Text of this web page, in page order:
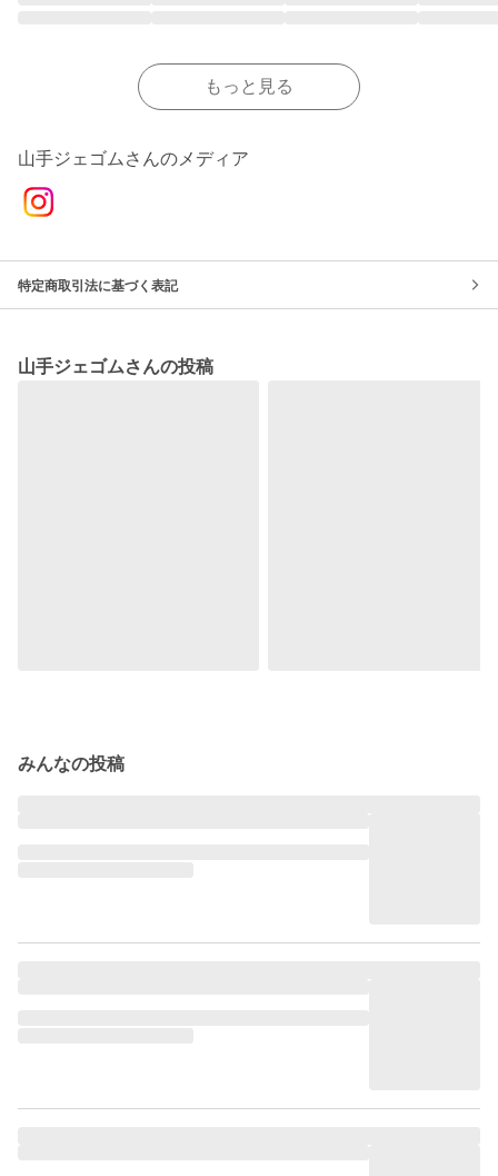
もっと見る
山手ジェゴムさんのメディア
特定商取引法に基づく表記
山手ジェゴムさんの投稿
みんなの投稿